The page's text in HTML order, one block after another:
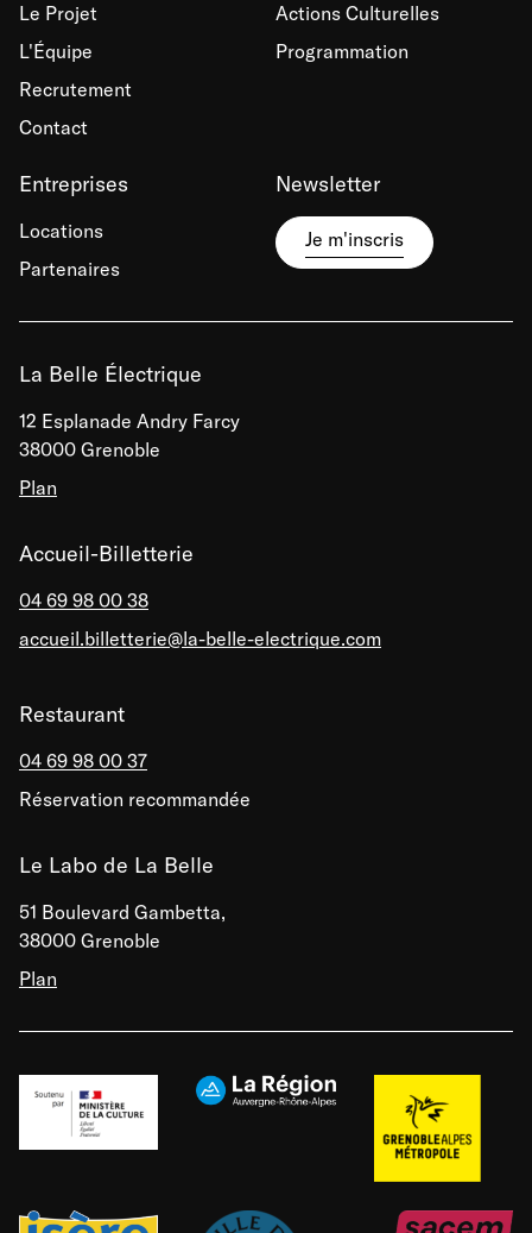
Le Projet
L'Équipe
Recrutement
Contact
Actions Culturelles
Programmation
Entreprises
Locations
Partenaires
Newsletter
Je m'inscris
La Belle Électrique
12 Esplanade Andry Farcy
38000 Grenoble
Plan
Accueil-Billetterie
04 69 98 00 38
accueil.billetterie@la-belle-electrique.com
Restaurant
04 69 98 00 37
Réservation recommandée
Le Labo de La Belle
51 Boulevard Gambetta,
38000 Grenoble
Plan